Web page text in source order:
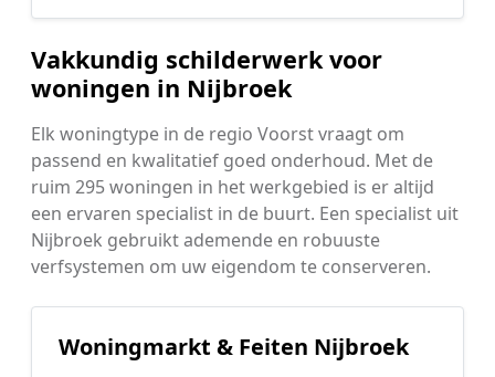
Vakkundig schilderwerk voor
woningen in Nijbroek
Elk woningtype in de regio Voorst vraagt om
passend en kwalitatief goed onderhoud. Met de
ruim 295 woningen in het werkgebied is er altijd
een ervaren specialist in de buurt. Een specialist uit
Nijbroek gebruikt ademende en robuuste
verfsystemen om uw eigendom te conserveren.
Woningmarkt & Feiten Nijbroek